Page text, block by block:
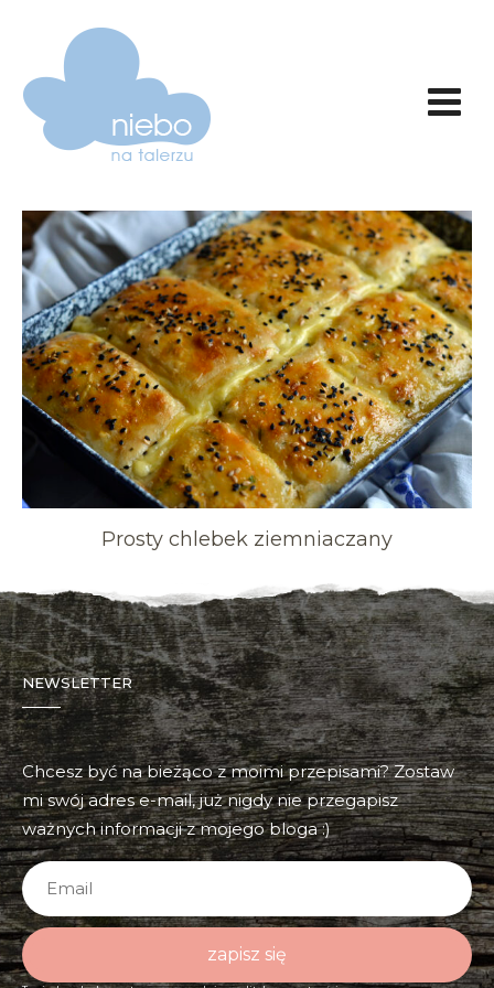
Prosty chlebek ziemniaczany
NEWSLETTER
Chcesz być na bieżąco z moimi przepisami? Zostaw
mi swój adres e-mail, już nigdy nie przegapisz
ważnych informacji z mojego bloga :)
zapisz się